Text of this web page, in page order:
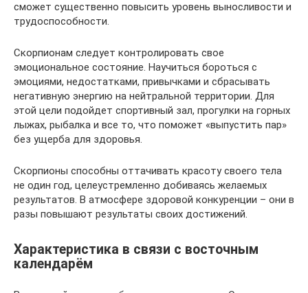
сможет существенно повысить уровень выносливости и
трудоспособности.
Скорпионам следует контролировать свое
эмоциональное состояние. Научиться бороться с
эмоциями, недостатками, привычками и сбрасывать
негативную энергию на нейтральной территории. Для
этой цели подойдет спортивный зал, прогулки на горных
лыжах, рыбалка и все то, что поможет «выпустить пар»
без ущерба для здоровья.
Скорпионы способны оттачивать красоту своего тела
не один год, целеустремленно добиваясь желаемых
результатов. В атмосфере здоровой конкуренции – они в
разы повышают результаты своих достижений.
Характеристика в связи с восточным
календарём